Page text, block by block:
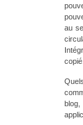
au
copié.